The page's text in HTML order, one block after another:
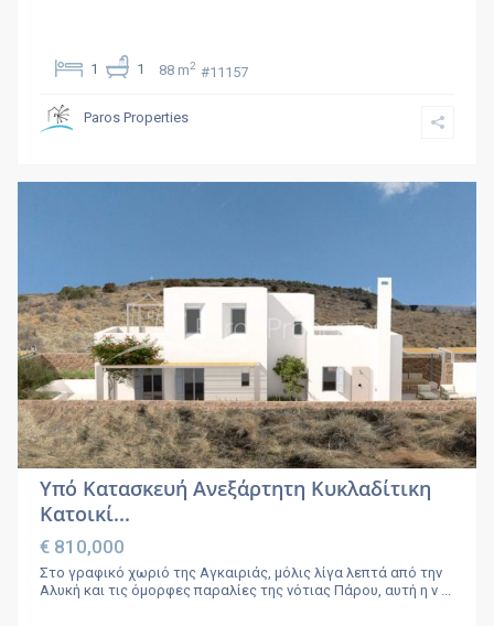
1 1 88 m2 #11157
Paros Properties
Υπό Κατασκευή Ανεξάρτητη Κυκλαδίτικη
Κατοικί...
€ 810,000
Στο γραφικό χωριό της Αγκαιριάς, μόλις λίγα λεπτά από την
Αλυκή και τις όμορφες παραλίες της νότιας Πάρου, αυτή η ν ...